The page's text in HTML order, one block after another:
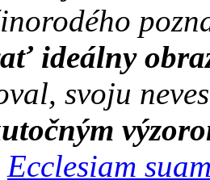
ideálny
svoju
Ecclesiam